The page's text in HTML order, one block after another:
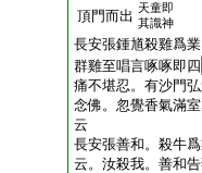
頂門而出 天童即
其識神
長安張鍾馗殺雞爲
群雞至唱言啄啄即四
痛不堪忍。有沙門
念佛。忽覺香氣滿
云
長安張善和。殺牛
云。汝殺我。善和